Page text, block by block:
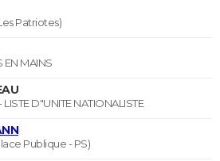
Patriotes)
EN MAINS
D"UNITE NATIONALISTE
Publique - PS)